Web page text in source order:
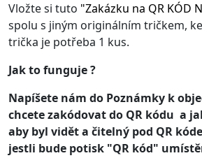
Vložte si tuto "Zakázku na QR KÓD
spolu s jiným originálním tričkem,
trička je potřeba 1 kus.
Jak to funguje ?
Napíšete nám do Poznámky k
chcete zakódovat do QR kódu a
aby byl vidět a čitelný pod QR
jestli bude potisk "QR kód"